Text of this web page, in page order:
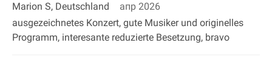
Marion S, Deutschland
апр 2026
ausgezeichnetes Konzert, gute Musiker und originelles
Programm, interesante reduzierte Besetzung, bravo